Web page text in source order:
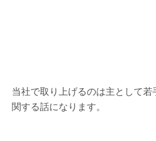
当社で取り上げるのは主として
関する話になります。